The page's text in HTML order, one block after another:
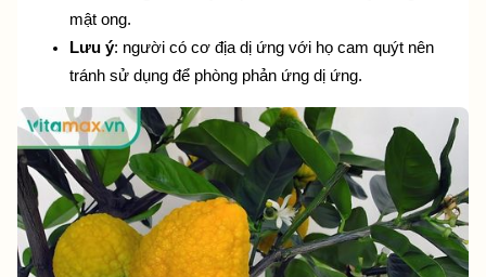
mật ong.
Lưu ý: người có cơ địa dị ứng với họ cam quýt nên
tránh sử dụng để phòng phản ứng dị ứng.